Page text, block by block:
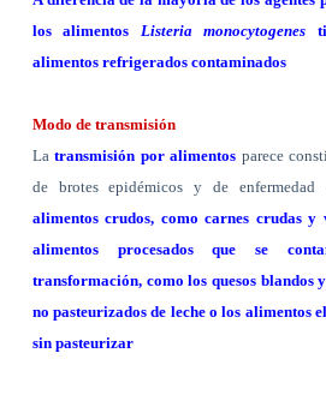
los alimentos Listeria monocytogenes
alimentos refrigerados contaminados
Modo de transmisión
Latransmisión por alimentos parece
de brotes epidémicos y de enfermedad
alimentos crudos, como carnes crudas
alimentos procesados que se
transformación, como los quesos blandos
no pasteurizados de leche o los alimentos
sin pasteurizar